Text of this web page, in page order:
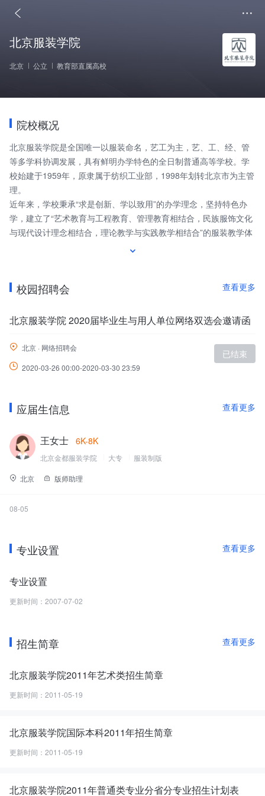
北京服装学院
北京 公立 教育部直属高校
院校概况
北京服装学院是全国唯一以服装命名，艺工为主，艺、工、经、管
等多学科协调发展，具有鲜明办学特色的全日制普通高等学校。学
校始建于1959年，原隶属于纺织工业部，1998年划转北京市为主管
理。
近年来，学校秉承“求是创新、学以致用”的办学理念，坚持特色办
学，建立了“艺术教育与工程教育、管理教育相结合，民族服饰文化
与现代设计理念相结合，理论教学与实践教学相结合”的服装教学体
系。学校现有各类在校生7000余人，教职员工800余人，设有5个二
个教学部（思想政治理论课教学部、基础教学部）、1个教学中心
个本科专业，8个一级学科硕士授权点、17个二级学科硕士授权点，
有3个北京市重点建设一级学科, 1个北京市重点建设二级学科和4个
市级科研机构（服装材料研究开发与评价北京市重点实验室、数字
与交互媒体北京市重点实验室、首都服饰文化与服装产业研究基
民族服饰博物馆。
学校坚持以本科教育为主，积极发展研究生、留学生和继续教育，
形成了以本科为主的多层次办学格局。尤其自2007年教育部实施高
等教育“质量工程”以来，学校以“质量工程”为契机，坚持科学发展
观，不断深入教育教学改革，通过科学规划、精心组织，扎实推
进，各项工程均取得了标志性成果，使我校的综合办学实力和社会
程5门——《服装设计学》、《中国服装史》、《数码设计基础》、
《成衣纸样与工艺》、《服装画技法》；北京高等教育精品教材6部
等；国家级优秀教学团队1个——“纺织材料与纺织品设计艺工结合
教学团队”；北京市级优秀教学团队4个——“纺织材料与纺织品设计
京市级实验教学示范中心2个——“服装材料与工程实验教学示范中
区1个——“艺工融合应用型现代服装高级人才培养模式创新实验
业校外人才培养基地”和“北服•新百丽校外人才培养基地”；学校还承
革项目、北京市级教改立项多项，多次获得国家级、省部级以及北
材19部。其中，《服装工业制板》等一批特色教材多次印刷，被国
学校积极为经济和社会发展服务。“十一五”以来，承担国家、省部级
校园招聘会 查看更多
北京服装学院 2020届毕业生与用人单位网络双选会邀请函
已结束
北京 · 网络招聘会
2020-03-26 00:00-2020-03-30 23:59
应届生信息 查看更多
王女士 6K-8K
北京金都服装学院 大专 服装制版
北京 版师助理
08-05
专业设置 查看更多
专业设置
更新时间：2007-07-02
招生简章 查看更多
北京服装学院2011年艺术类招生简章
更新时间：2011-05-19
北京服装学院国际本科2011年招生简章
更新时间：2011-05-19
北京服装学院2011年普通类专业分省分专业招生计划表